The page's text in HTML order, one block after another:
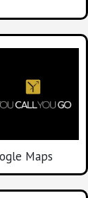
Maps